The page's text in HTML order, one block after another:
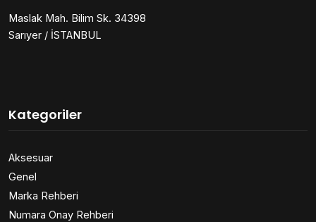
Maslak Mah. Bilim Sk. 34398
Sarıyer / İSTANBUL
Kategoriler
Aksesuar
Genel
Marka Rehberi
Numara Onay Rehberi